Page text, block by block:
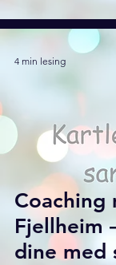
Coaching
Fjellheim
dine med
4 min lesing